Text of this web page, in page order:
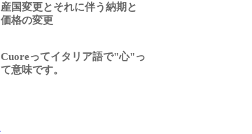
産国変更とそれに伴う納期と
価格の変更
Cuoreってイタリア語で"心"っ
て意味です。